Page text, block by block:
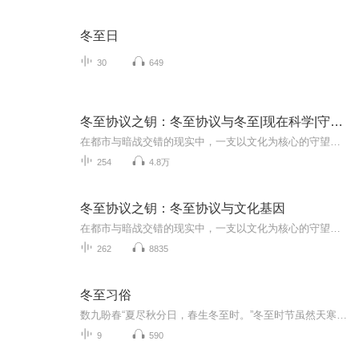
冬至日
30 649
冬至协议之钥：冬至协议与冬至|现在科学|守望者|爽
254 4.8万
冬至协议之钥：冬至协议与文化基因
262 8835
冬至习俗
9 590